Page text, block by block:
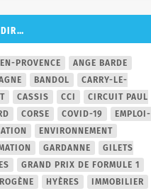
PROVENCE
ANGE BARDE
BANDOL
CARRY-LE-
CASSIS CCI
CIRCUIT PAUL
CORSE COVID-19
EMPLOI-
ENVIRONNEMENT
GARDANNE
GILETS
GRAND PRIX DE FORMULE 1
HYÈRES
IMMOBILIER